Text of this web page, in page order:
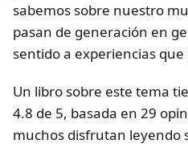
sabemos sobre nuestro
pasan de generación en
sentido a experiencias
Un libro sobre este tema
4.8 de 5, basada en 29
muchos disfrutan leyendo